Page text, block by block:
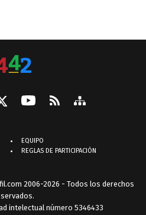
EQUIPO
REGLAS DE PARTICIPACIÓN
2006-2026 - Todos los derechos
intelectual número 5346433